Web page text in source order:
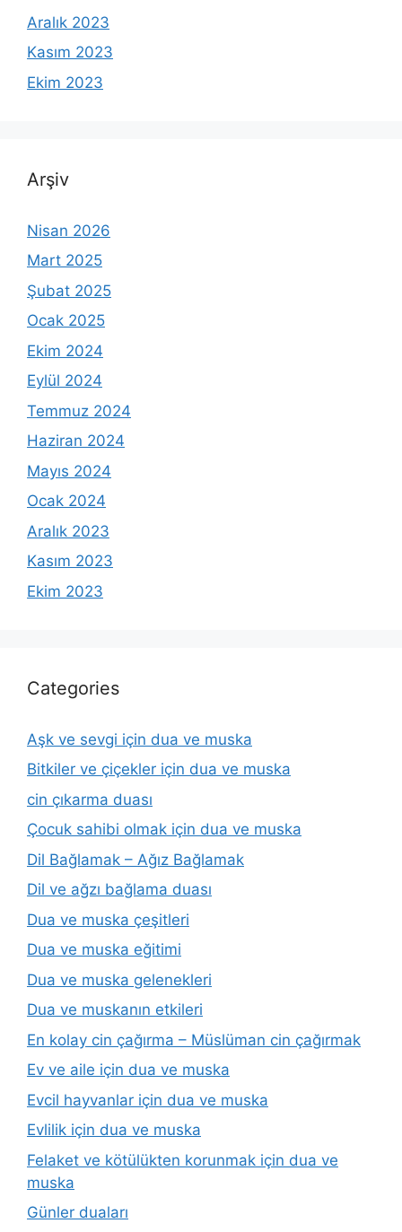
Aralık 2023
Kasım 2023
Ekim 2023
Arşiv
Nisan 2026
Mart 2025
Şubat 2025
Ocak 2025
Ekim 2024
Eylül 2024
Temmuz 2024
Haziran 2024
Mayıs 2024
Ocak 2024
Aralık 2023
Kasım 2023
Ekim 2023
Categories
Aşk ve sevgi için dua ve muska
Bitkiler ve çiçekler için dua ve muska
cin çıkarma duası
Çocuk sahibi olmak için dua ve muska
Dil Bağlamak – Ağız Bağlamak
Dil ve ağzı bağlama duası
Dua ve muska çeşitleri
Dua ve muska eğitimi
Dua ve muska gelenekleri
Dua ve muskanın etkileri
En kolay cin çağırma – Müslüman cin çağırmak
Ev ve aile için dua ve muska
Evcil hayvanlar için dua ve muska
Evlilik için dua ve muska
Felaket ve kötülükten korunmak için dua ve
muska
Günler duaları